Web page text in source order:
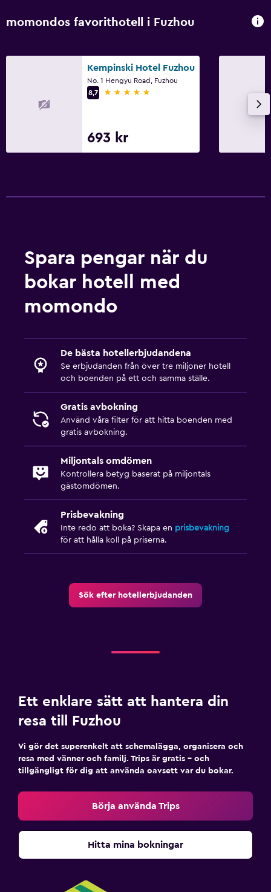
momondos favorithotell i Fuzhou
Kempinski Hotel Fuzhou
No. 1 Hengyu Road, Fuzhou
8,7
5 stjärnor
693 kr
Spara pengar när du
bokar hotell med
momondo
De bästa hotellerbjudandena
Se erbjudanden från över tre miljoner hotell
och boenden på ett och samma ställe.
Gratis avbokning
Använd våra filter för att hitta boenden med
gratis avbokning.
Miljontals omdömen
Kontrollera betyg baserat på miljontals
gästomdömen.
Prisbevakning
Inte redo att boka? Skapa en prisbevakning
för att hålla koll på priserna.
Sök efter hotellerbjudanden
Ett enklare sätt att hantera din
resa till Fuzhou
Vi gör det superenkelt att schemalägga, organisera och
resa med vänner och familj. Trips är gratis – och
tillgängligt för dig att använda oavsett var du bokar.
Börja använda Trips
Hitta mina bokningar